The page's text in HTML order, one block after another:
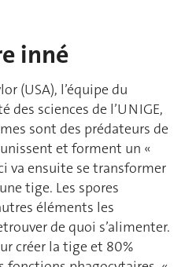
inné
(USA), l’équipe du
sciences de l’UNIGE,
sont des prédateurs de
et forment un «
va ensuite se transformer
tige. Les spores
éléments les
de quoi s’alimenter.
créer la tige et 80%